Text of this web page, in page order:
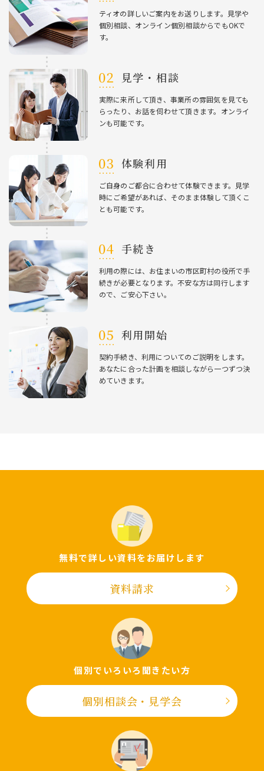
ティオの詳しいご案内をお送りします。⾒学や
個別相談、オンライン個別相談からでもOKで
す。
⾒学・相談
実際に来所して頂き、事業所の雰囲気を⾒ても
らったり、お話を伺わせて頂きます。オンライ
ンも可能です。
体験利⽤
ご⾃⾝のご都合に合わせて体験できます。⾒学
時にご希望があれば、そのまま体験して頂くこ
とも可能です。
⼿続き
利⽤の際には、お住まいの市区町村の役所で⼿
続きが必要となります。不安な⽅は同⾏します
ので、ご安⼼下さい。
利⽤開始
契約⼿続き、利⽤についてのご説明をします。
あなたに合った計画を相談しながら⼀つずつ決
めていきます。
無料で詳しい資料をお届けします
資料請求
個別でいろいろ聞きたい⽅
個別相談会・⾒学会